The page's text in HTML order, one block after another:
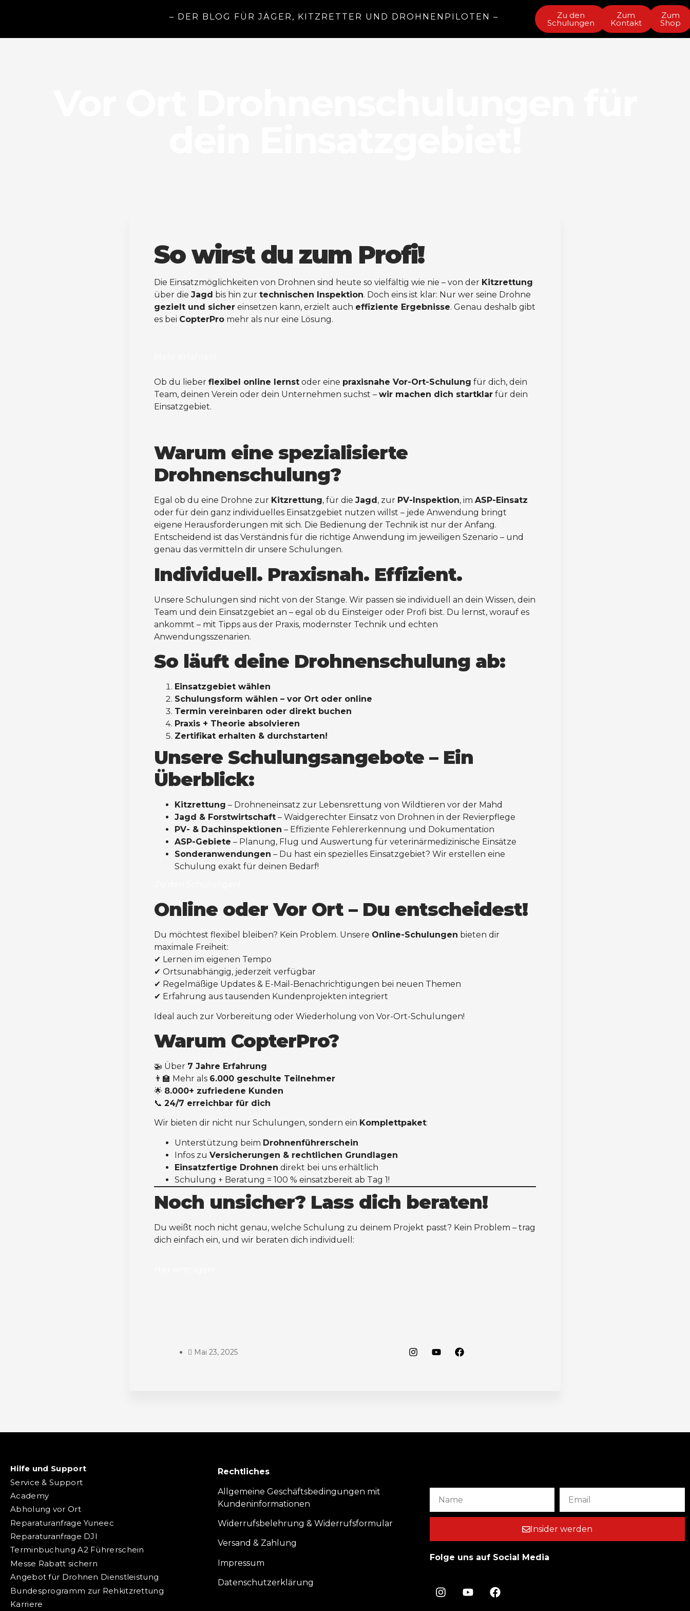
– DER BLOG FÜR JÄGER, KITZRETTER UND DROHNENPILOTEN – Zu den
Schulungen
Zum
Kontakt
Zum
Shop
So wirst du zum Profi!
Die Einsatzmöglichkeiten von Drohnen sind heute so vielfältig wie nie – von der Kitzrettung
über die Jagd bis hin zur technischen Inspektion. Doch eins ist klar: Nur wer seine Drohne
gezielt und sicher einsetzen kann, erzielt auch effiziente Ergebnisse. Genau deshalb gibt
es bei CopterPro mehr als nur eine Lösung.
Ob du lieber flexibel online lernst oder eine praxisnahe Vor-Ort-Schulung für dich, dein
Team, deinen Verein oder dein Unternehmen suchst – wir machen dich startklar für dein
Einsatzgebiet.
Warum eine spezialisierte
Drohnenschulung?
Egal ob du eine Drohne zur Kitzrettung, für die Jagd , zur PV-Inspektion, im ASP-Einsatz
oder für dein ganz individuelles Einsatzgebiet nutzen willst – jede Anwendung bringt
eigene Herausforderungen mit sich. Die Bedienung der Technik ist nur der Anfang.
Entscheidend ist das Verständnis für die richtige Anwendung im jeweiligen Szenario – und
genau das vermitteln dir unsere Schulungen.
Individuell. Praxisnah. Effizient.
Unsere Schulungen sind nicht von der Stange. Wir passen sie individuell an dein Wissen, dein
Team und dein Einsatzgebiet an – egal ob du Einsteiger oder Profi bist. Du lernst, worauf es
ankommt – mit Tipps aus der Praxis, modernster Technik und echten
Anwendungsszenarien.
So läuft deine Drohnenschulung ab:
Einsatzgebiet wählen
Schulungsform wählen – vor Ort oder online
Termin vereinbaren oder direkt buchen
Praxis + Theorie absolvieren
Zertifikat erhalten & durchstarten!
Unsere Schulungsangebote – Ein
Überblick:
Kitzrettung – Drohneneinsatz zur Lebensrettung von Wildtieren vor der Mahd
Jagd & Forstwirtschaft – Waidgerechter Einsatz von Drohnen in der Revierpflege
PV- & Dachinspektionen – Effiziente Fehlererkennung und Dokumentation
ASP-Gebiete – Planung, Flug und Auswertung für veterinärmedizinische Einsätze
Sonderanwendungen – Du hast ein spezielles Einsatzgebiet? Wir erstellen eine
Schulung exakt für deinen Bedarf!
Online oder Vor Ort – Du entscheidest!
Du möchtest flexibel bleiben? Kein Problem. Unsere Online-Schulungen bieten dir
maximale Freiheit:
✔ Lernen im eigenen Tempo
✔ Ortsunabhängig, jederzeit verfügbar
✔ Regelmäßige Updates & E-Mail-Benachrichtigungen bei neuen Themen
✔ Erfahrung aus tausenden Kundenprojekten integriert
Ideal auch zur Vorbereitung oder Wiederholung von Vor-Ort-Schulungen!
Warum CopterPro?
🚁 Über 7 Jahre Erfahrung
👨‍🏫 Mehr als 6.000 geschulte Teilnehmer
🌟 8.000+ zufriedene Kunden
📞 24/7 erreichbar für dich
Wir bieten dir nicht nur Schulungen, sondern ein Komplettpaket:
Unterstützung beim Drohnenführerschein
Infos zu Versicherungen & rechtlichen Grundlagen
Einsatzfertige Drohnen direkt bei uns erhältlich
Schulung + Beratung = 100 % einsatzbereit ab Tag 1!
Noch unsicher? Lass dich beraten!
Du weißt noch nicht genau, welche Schulung zu deinem Projekt passt? Kein Problem – trag
dich einfach ein, und wir beraten dich individuell:
Mai 23, 2025
Hilfe und Support
Service & Support
Academy
Abholung vor Ort
Reparaturanfrage Yuneec
Reparaturanfrage DJI
Terminbuchung A2 Führerschein
Messe Rabatt sichern
Angebot für Drohnen Dienstleistung
Bundesprogramm zur Rehkitzrettung
Karriere
Rechtliches
Allgemeine Geschäftsbedingungen mit
Kundeninformationen
Widerrufsbelehrung & Widerrufsformular
Versand & Zahlung
Impressum
Datenschutzerklärung
Insider werden
Folge uns auf Social Media